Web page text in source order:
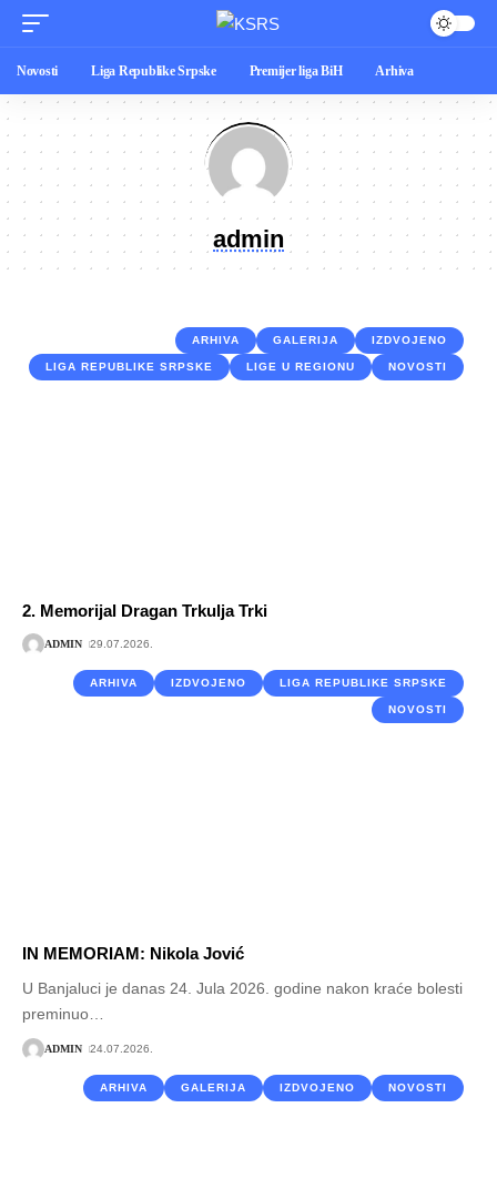
Novosti Liga Republike Srpske Premijer liga BiH Arhiva
admin
ARHIVA GALERIJA IZDVOJENO
LIGA REPUBLIKE SRPSKE LIGE U REGIONU NOVOSTI
2. Memorijal Dragan Trkulja Trki
ADMIN 29.07.2026.
ARHIVA IZDVOJENO LIGA REPUBLIKE SRPSKE
NOVOSTI
IN MEMORIAM: Nikola Jović
U Banjaluci je danas 24. Jula 2026. godine nakon kraće bolesti
preminuo
ADMIN 24.07.2026.
ARHIVA GALERIJA IZDVOJENO NOVOSTI